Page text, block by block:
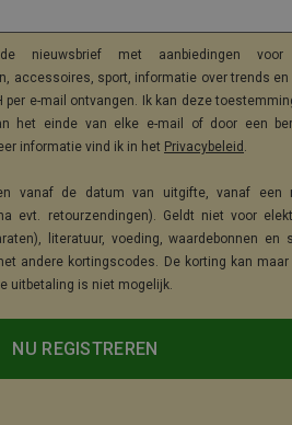
nieuwsbrief met aanbiedingen voor
accessoires, sport, informatie over trends
per e-mail ontvangen. Ik kan deze
het einde van elke e-mail of door een
informatie vind ik in het Privacybeleid .
vanaf de datum van uitgifte, vanaf een
evt. retourzendingen). Geldt niet voor
literatuur, voeding, waardebonnen en
andere kortingscodes. De korting kan maar
uitbetaling is niet mogelijk.
NU REGISTREREN